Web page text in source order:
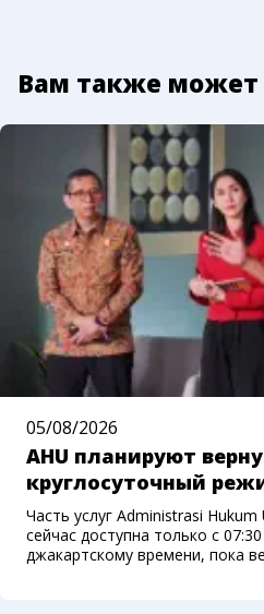
Вам также может
05/08/2026
AHU планируют
круглосуточный
Часть услуг Administrasi Hukum
сейчас доступна только с
джакартскому времени, пока